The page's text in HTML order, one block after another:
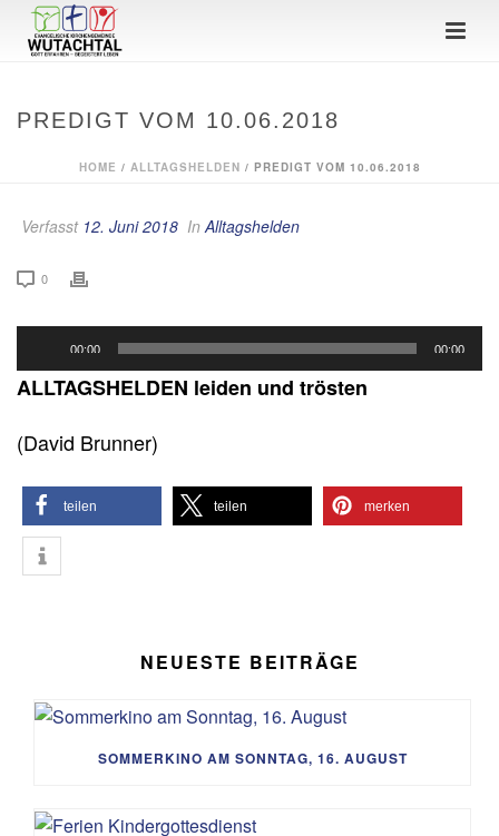
PREDIGT VOM 10.06.2018
HOME / ALLTAGSHELDEN / PREDIGT VOM 10.06.2018
Verfasst 12. Juni 2018 InAlltagshelden
0
Player
00:00 00:00
ALLTAGSHELDEN leiden und trösten
(David Brunner)
teilen teilen merken
NEUESTE BEITRÄGE
SOMMERKINO AM SONNTAG, 16. AUGUST